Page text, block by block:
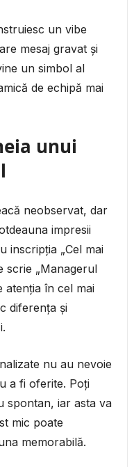
un vibe
mesaj gravat și
un simbol al
de echipă mai
unui
neobservat, dar
impresii
inscripția „Cel mai
scrie „Managerul
atenția în cel mai
diferența și
nu au nevoie
a fi oferite. Poți
spontan, iar asta va
mic poate
memorabilă.